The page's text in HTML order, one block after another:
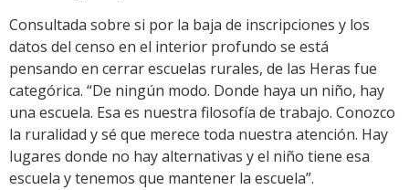
Consultada sobre si por la baja de inscripciones y los
datos del censo en el interior profundo se está
pensando en cerrar escuelas rurales, de las Heras fue
categórica. “De ningún modo. Donde haya un niño, hay
una escuela. Esa es nuestra filosofía de trabajo. Conozco
la ruralidad y sé que merece toda nuestra atención. Hay
lugares donde no hay alternativas y el niño tiene esa
escuela y tenemos que mantener la escuela”.